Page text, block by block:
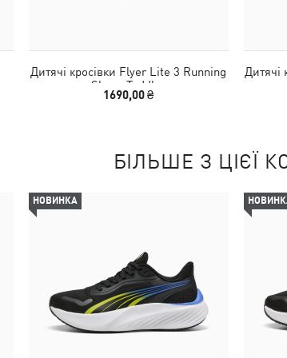
Дитячі кросівки Flyer Lite 3 Running
Shoes Toddler
1690,00 ₴
Дитячі
БІЛЬШЕ З ЦІЄЇ
НОВИНКА